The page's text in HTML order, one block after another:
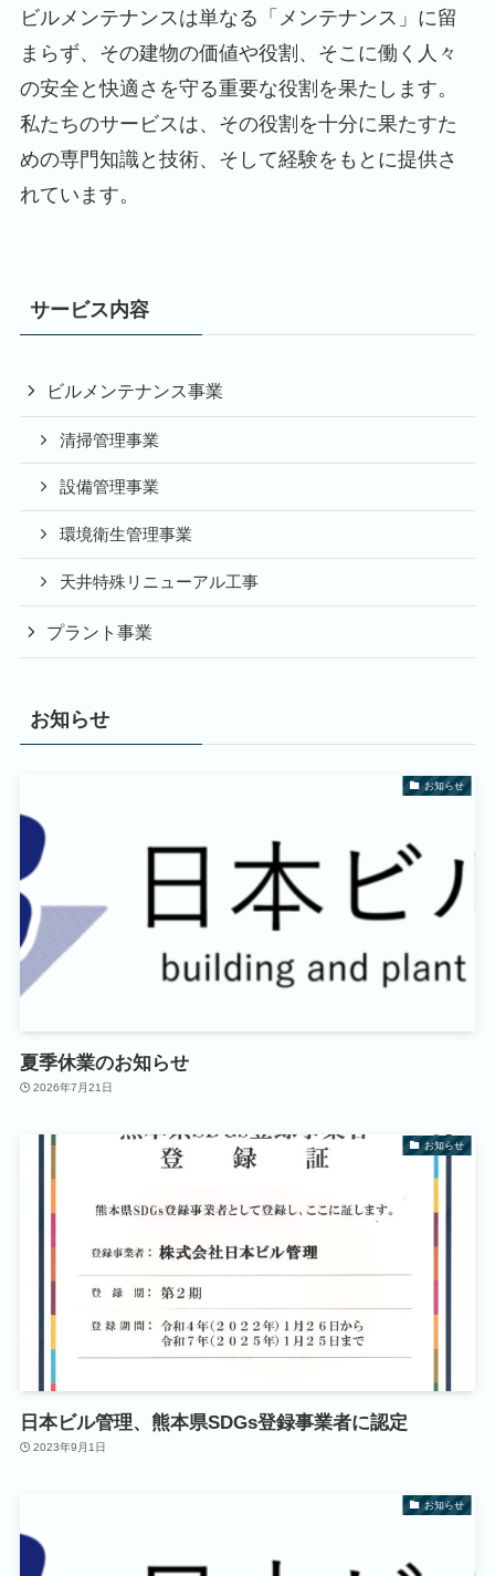
ビルメンテナンスは単なる「メンテナンス」に留
まらず、その建物の価値や役割、そこに働く人々
の安全と快適さを守る重要な役割を果たします。
私たちのサービスは、その役割を十分に果たすた
めの専門知識と技術、そして経験をもとに提供さ
れています。
サービス内容
ビルメンテナンス事業
清掃管理事業
設備管理事業
環境衛生管理事業
天井特殊リニューアル工事
プラント事業
お知らせ
お知らせ
夏季休業のお知らせ
2026年7月21日
お知らせ
日本ビル管理、熊本県SDGs登録事業者に認定
2023年9月1日
お知らせ